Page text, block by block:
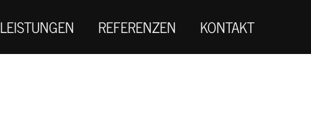
LEISTUNGEN REFERENZEN KONTAKT